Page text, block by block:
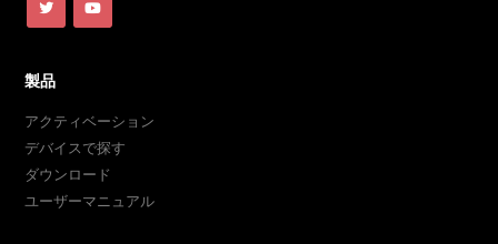
製品
アクティベーション
デバイスで探す
ダウンロード
ユーザーマニュアル